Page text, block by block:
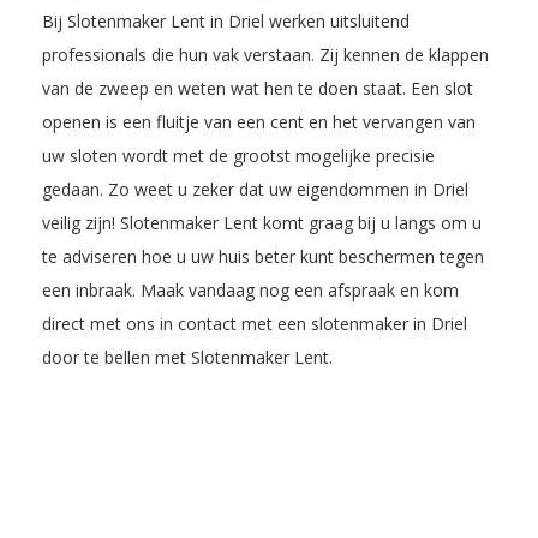
Bij Slotenmaker Lent in Driel werken uitsluitend
professionals die hun vak verstaan. Zij kennen de klappen
van de zweep en weten wat hen te doen staat. Een slot
openen is een fluitje van een cent en het vervangen van
uw sloten wordt met de grootst mogelijke precisie
gedaan. Zo weet u zeker dat uw eigendommen in Driel
veilig zijn! Slotenmaker Lent komt graag bij u langs om u
te adviseren hoe u uw huis beter kunt beschermen tegen
een inbraak. Maak vandaag nog een afspraak en kom
direct met ons in contact met een slotenmaker in Driel
door te bellen met Slotenmaker Lent.